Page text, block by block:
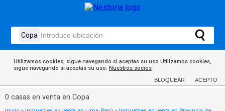
Utilizamos cookies, sigue navegando si aceptas su uso.Utilizamos cookies,
sigue navegando si aceptas su uso. Nuestros socios
BLOQUEAR ACEPTO
0 casas en venta en Copa